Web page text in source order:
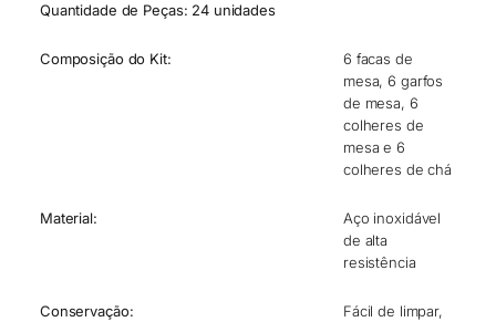
Quantidade de Peças: 24 unidades
Composição do Kit:
6 facas de
mesa, 6 garfos
de mesa, 6
colheres de
mesa e 6
colheres de chá
Material:
Aço inoxidável
de alta
resistência
Conservação:
Fácil de limpar,